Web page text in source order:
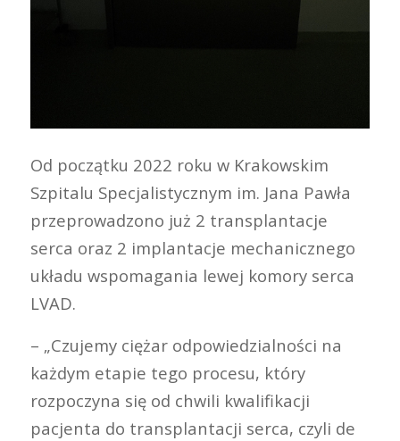
Od początku 2022 roku w Krakowskim
Szpitalu Specjalistycznym im. Jana Pawła
przeprowadzono już 2 transplantacje
serca oraz 2 implantacje mechanicznego
układu wspomagania lewej komory serca
LVAD.
– „Czujemy ciężar odpowiedzialności na
każdym etapie tego procesu, który
rozpoczyna się od chwili kwalifikacji
pacjenta do transplantacji serca, czyli de